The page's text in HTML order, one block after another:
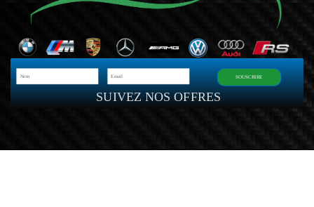
SUIVEZ NOS OFFRES
SOUSCRIRE